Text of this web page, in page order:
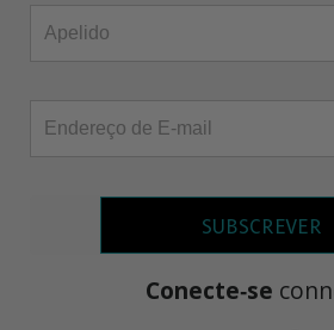
SUBSCREVER
Conecte‑se